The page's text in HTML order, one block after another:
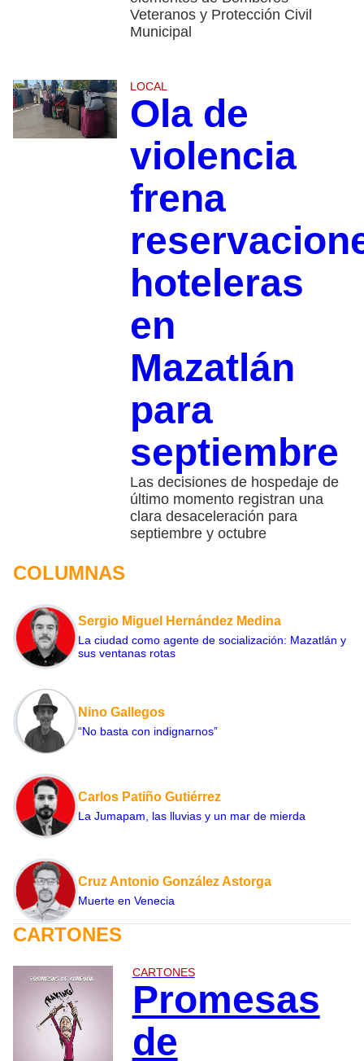
Veteranos y Protección Civil
Municipal
LOCAL
Ola de
violencia
frena
hoteleras
en
Mazatlán
para
septiembre
​Las decisiones de hospedaje de
último momento registran una
clara desaceleración para
septiembre y octubre
COLUMNAS
Sergio Miguel Hernández Medina
La ciudad como agente de socialización: Mazatlán y
sus ventanas rotas
Nino Gallegos
“No basta con indignarnos”
Carlos Patiño Gutiérrez
La Jumapam, las lluvias y un mar de mierda
Cruz Antonio González Astorga
Muerte en Venecia
CARTONES
CARTONES
Promesas
de